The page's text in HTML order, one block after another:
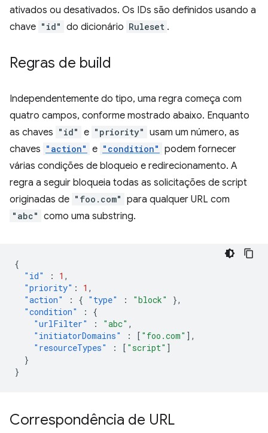
ativados ou desativados. Os IDs são definidos usando a
chave "id" do dicionário Ruleset .
Regras de build
Independentemente do tipo, uma regra começa com
quatro campos, conforme mostrado abaixo. Enquanto
as chaves "id" e "priority" usam um número, as
chaves "action" e "condition" podem fornecer
várias condições de bloqueio e redirecionamento. A
regra a seguir bloqueia todas as solicitações de script
originadas de "foo.com" para qualquer URL com
"abc" como uma substring.
{
"id"
: 1 ,
"priority" : 1 ,
"action"
: { "type" : "block"
},
"condition"
:
{
"urlFilter"
: "abc" ,
"initiatorDomains"
: [ "foo.com" ],
"resourceTypes"
: [ "script" ]
}
}
Correspondência de URL